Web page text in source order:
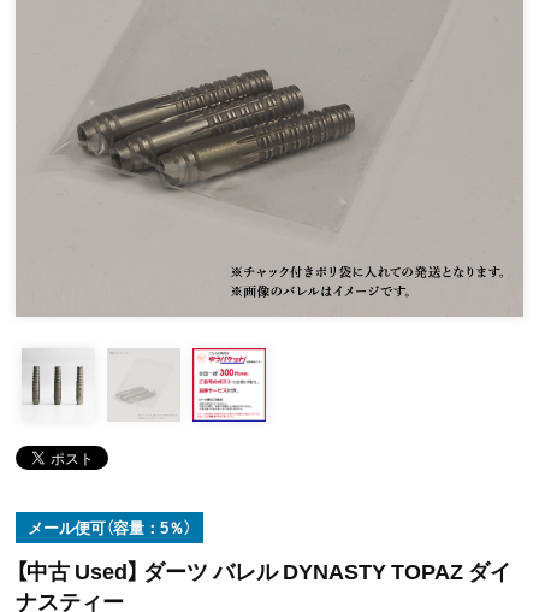
メール便可（容量：5％）
【中古 Used】 ダーツ バレル DYNASTY TOPAZ ダイ
ナスティー